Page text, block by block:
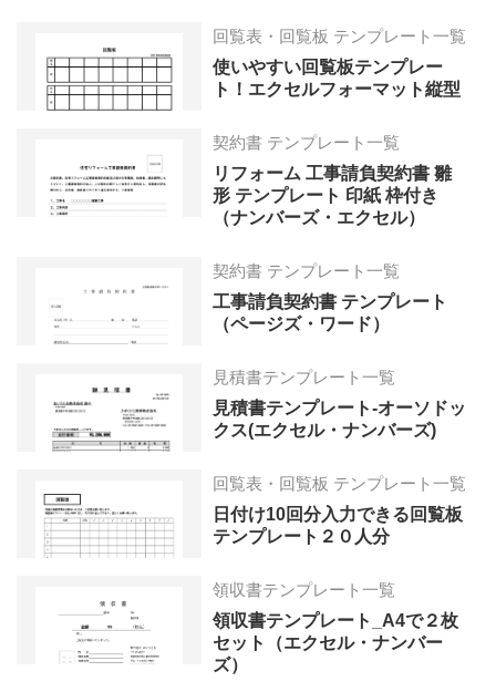
回覧表・回覧板 テンプレート一覧
使いやすい回覧板テンプレー
ト！エクセルフォーマット縦型
契約書 テンプレート一覧
リフォーム 工事請負契約書 雛
形 テンプレート 印紙 枠付き
（ナンバーズ・エクセル）
契約書 テンプレート一覧
工事請負契約書 テンプレート
（ページズ・ワード）
見積書テンプレート一覧
見積書テンプレート-オーソドッ
クス(エクセル・ナンバーズ)
回覧表・回覧板 テンプレート一覧
日付け10回分入力できる回覧板
テンプレート２０人分
領収書テンプレート一覧
領収書テンプレート_A4で２枚
セット（エクセル・ナンバー
ズ）